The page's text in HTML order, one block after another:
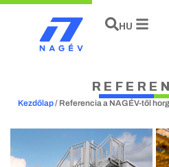
HU
DE
Kezdőlap/ Referencia a NAGÉV-től